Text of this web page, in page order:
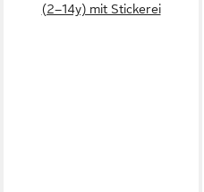
(2–14y) mit Stickerei